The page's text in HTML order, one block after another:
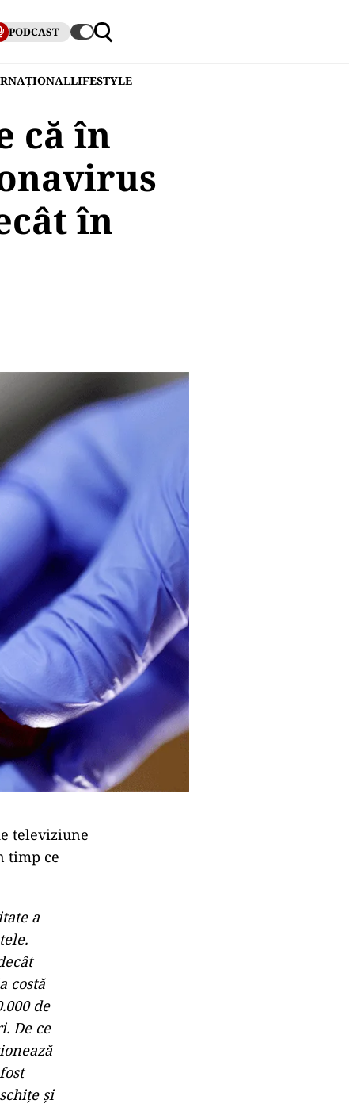
PODCAST
LIFESTYLE
că în
în
televiziune
timp ce
a
costă
de
De ce
şi